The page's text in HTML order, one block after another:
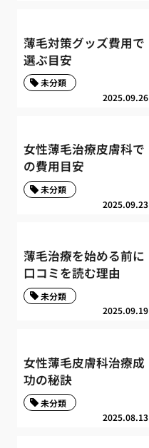
薄毛対策グッズ費用で
選ぶ目安
2025.09.26
未分類
女性薄毛治療皮膚科で
の費用目安
2025.09.23
未分類
薄毛治療を始める前に
口コミを読む理由
2025.09.19
未分類
女性薄毛皮膚科治療成
功の秘訣
2025.08.13
未分類